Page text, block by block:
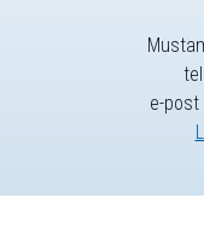
e-post